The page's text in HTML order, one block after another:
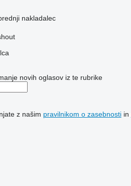
nakladalec
novih oglasov iz te rubrike
z našim pravilnikom o zasebnostiin